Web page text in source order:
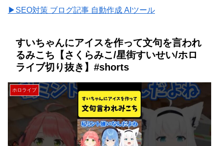
▶SEO対策 ブログ記事 自動作成 AIツール
すいちゃんにアイスを作って文句を言われ
るみこち【さくらみこ/星街すいせい/ホロ
ライブ切り抜き】#shorts
ホロライブ